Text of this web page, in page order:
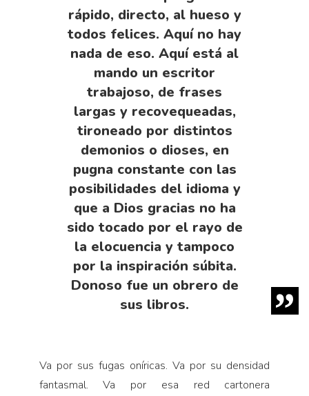
rápido, directo, al hueso y
todos felices. Aquí no hay
nada de eso. Aquí está al
mando un escritor
trabajoso, de frases
largas y recovequeadas,
tironeado por distintos
demonios o dioses, en
pugna constante con las
posibilidades del idioma y
que a Dios gracias no ha
sido tocado por el rayo de
la elocuencia y tampoco
por la inspiración súbita.
Donoso fue un obrero de
sus libros.
Va por sus fugas oníricas. Va por su densidad
fantasmal. Va por esa red cartonera